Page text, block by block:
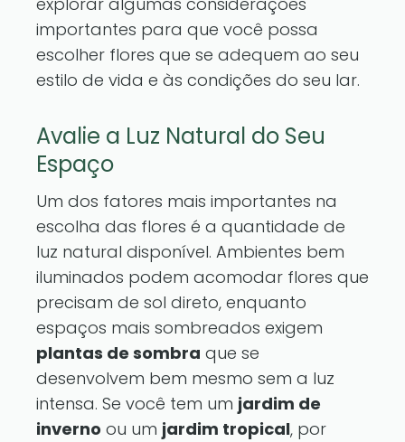
importantes para que você possa
escolher flores que se adequem ao seu
estilo de vida e às condições do seu lar.
Avalie a Luz Natural do Seu
Espaço
Um dos fatores mais importantes na
escolha das flores é a quantidade de
luz natural disponível. Ambientes bem
iluminados podem acomodar flores que
precisam de sol direto, enquanto
espaços mais sombreados exigem
plantas de sombra que se
desenvolvem bem mesmo sem a luz
intensa. Se você tem um jardim de
inverno ou um jardim tropical, por